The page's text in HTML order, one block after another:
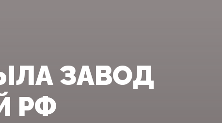
ЗАВОД
РФ